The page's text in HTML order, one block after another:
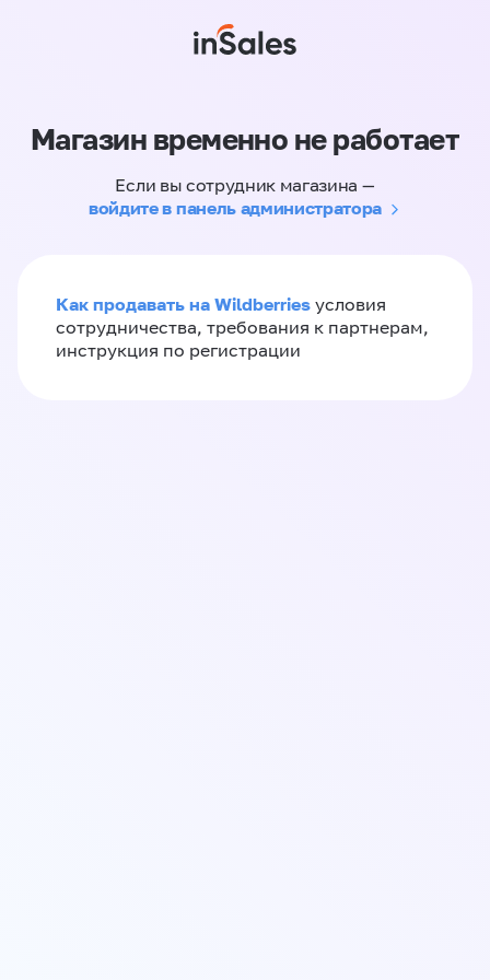
Магазин временно не работает
Если вы сотрудник магазина —
войдите в панель администратора
Как продавать на Wildberries условия
сотрудничества, требования к партнерам,
инструкция по регистрации